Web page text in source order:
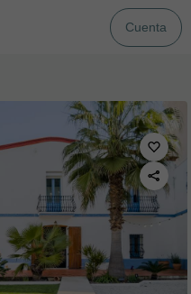
Cuenta